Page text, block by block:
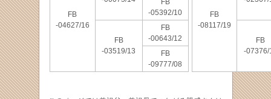
FB
-04627/16
FB
-05392/10
FB
-03519/13
FB
-00643/12
FB
-09777/08
FB
-08117/19
FB
-07376/